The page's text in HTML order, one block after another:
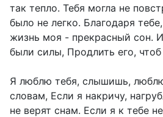
так тепло. Тебя могла не
было не легко. Благодаря
жизнь моя - прекрасный сон.
были силы, Продлить его, чтоб
Я люблю тебя, слышишь,
словам, Если я накричу,
не верят снам. Если я к тебе